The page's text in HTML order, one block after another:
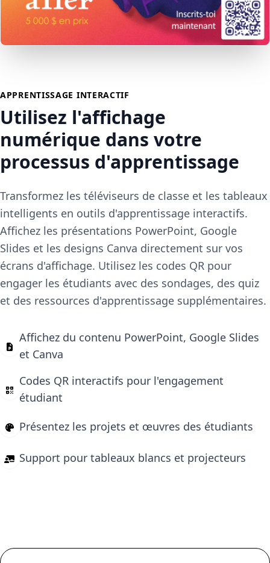
APPRENTISSAGE INTERACTIF
Utilisez l'affichage
numérique dans votre
processus d'apprentissage
Transformez les téléviseurs de classe et les tableaux
intelligents en outils d'apprentissage interactifs.
Affichez les présentations PowerPoint, Google
Slides et les designs Canva directement sur vos
écrans d'affichage. Utilisez les codes QR pour
engager les étudiants avec des sondages, des quiz
et des ressources d'apprentissage supplémentaires.
Affichez du contenu PowerPoint, Google Slides
et Canva
Codes QR interactifs pour l'engagement
étudiant
Présentez les projets et œuvres des étudiants
Support pour tableaux blancs et projecteurs